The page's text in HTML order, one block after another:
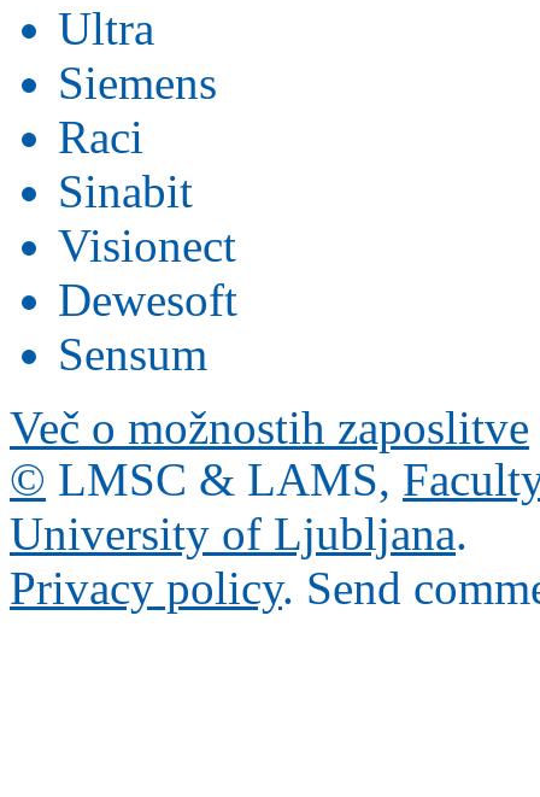
Ultra
Siemens
Raci
Sinabit
Visionect
Dewesoft
Sensum
Več o možnostih zaposlitve
© LMSC & LAMS,
University of Ljubljana.
Privacy policy. Send